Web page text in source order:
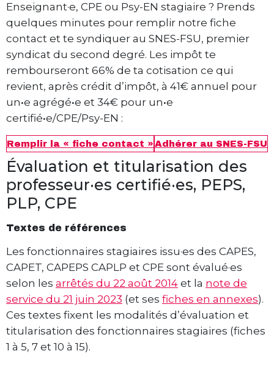
Enseignant·e, CPE ou Psy-EN stagiaire ? Prends
quelques minutes pour remplir notre fiche
contact et te syndiquer au SNES-FSU, premier
syndicat du second degré. Les impôt te
rembourseront 66% de ta cotisation ce qui
revient, après crédit d’impôt, à 41€ annuel pour
un·e agrégé·e et 34€ pour un·e
certifié·e/CPE/Psy-EN :
Remplir la « fiche contact »Adhérer au SNES-FSU
Évaluation et titularisation des
professeur·es certifié·es, PEPS,
PLP, CPE
Textes de références
Les fonctionnaires stagiaires issu·es des CAPES,
CAPET, CAPEPS CAPLP et CPE sont évalué·es
selon les arrêtés du 22 août 2014 et la note de
service du 21 juin 2023 (et ses fiches en annexes).
Ces textes fixent les modalités d’évaluation et
titularisation des fonctionnaires stagiaires (fiches
1 à 5, 7 et 10 à 15).